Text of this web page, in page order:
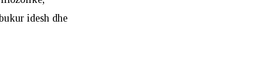
idesh dhe